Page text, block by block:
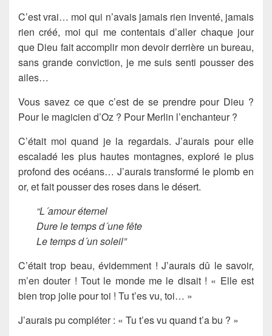
C’est vrai… moi qui n’avais jamais rien inventé, jamais
rien créé, moi qui me contentais d’aller chaque jour
que Dieu fait accomplir mon devoir derrière un bureau,
sans grande conviction, je me suis senti pousser des
ailes…
Vous savez ce que c’est de se prendre pour Dieu ?
Pour le magicien d’Oz ? Pour Merlin l’enchanteur ?
C’était moi quand je la regardais. J’aurais pour elle
escaladé les plus hautes montagnes, exploré le plus
profond des océans… J’aurais transformé le plomb en
or, et fait pousser des roses dans le désert.
“L´amour éternel
Dure le temps d´une fête
Le temps d´un soleil”
C’était trop beau, évidemment ! J’aurais dû le savoir,
m’en douter ! Tout le monde me le disait ! « Elle est
bien trop jolie pour toi ! Tu t’es vu, toi… »
J’aurais pu compléter : « Tu t’es vu quand t’a bu ? »